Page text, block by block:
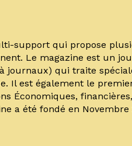
support qui propose
Le magazine est un
journaux) qui traite
Il est également le
Économiques,
a été fondé en Novembre